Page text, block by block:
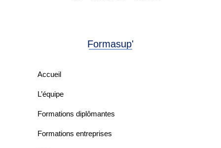
Formasup'
Accueil
L’équipe
Formations diplômantes
Formations entreprises